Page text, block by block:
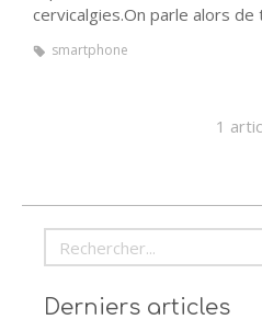
cervicalgies.On parle alors de
smartphone
1
Rechercher
Derniers articles